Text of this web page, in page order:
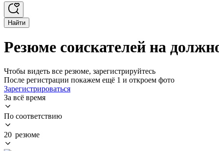
Найти
Резюме соискателей на
Чтобы видеть все резюме, зарегистрируйтесь
После регистрации покажем ещё 1 и откроем фото
Зарегистрироваться
За всё время
По соответствию
20 резюме